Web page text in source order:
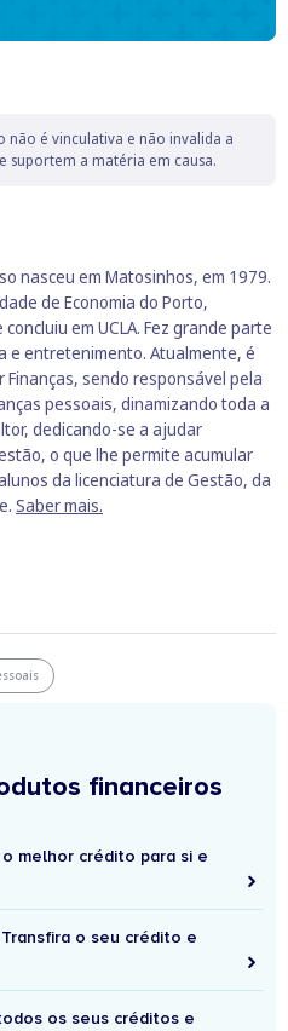
é vinculativa e não invalida a
suportem a matéria em causa.
nasceu em Matosinhos, em 1979.
de Economia do Porto,
em UCLA. Fez grande parte
e entretenimento. Atualmente, é
sendo responsável pela
pessoais, dinamizando toda a
dedicando-se a ajudar
o que lhe permite acumular
da licenciatura de Gestão, da
Saber mais.
financeiros
melhor crédito para si e
o seu crédito e
os seus créditos e